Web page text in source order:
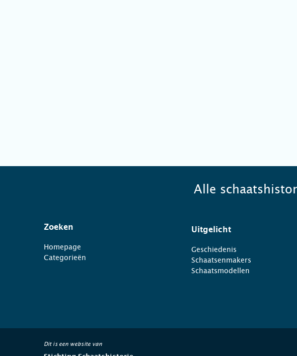
Alle
Zoeken
Homepage
Categorieën
Uitgelicht
Geschiedenis
Schaatsenmakers
Schaatsmodellen
Dit is een website van